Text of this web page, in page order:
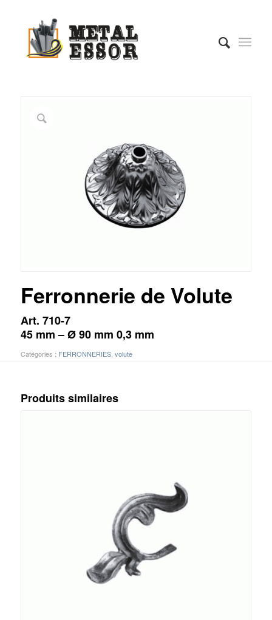
Ferronnerie de Volute
Art. 710-7
45 mm – Ø 90 mm 0,3 mm
Catégories : FERRONNERIES, volute
Produits similaires